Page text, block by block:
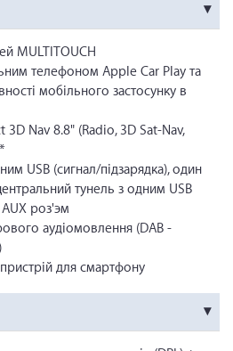
MULTITOUCH
телефоном Apple Car Play та
мобільного застосунку в
3D Nav 8.8" (Radio, 3D Sat-Nav,
USB (сигнал/підзарядка), один
тунель з одним USB
AUX роз'эм
аудіомовлення (DAB -
для смартфону